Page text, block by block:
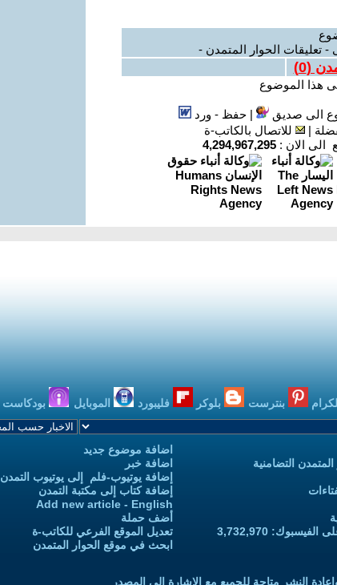
- تعليقات الحوار المتمدن -
(
0
)
هذا الموضوع
الى صديق | حفظ - ورد
|
للاتصال بالكاتب-ة
الى الان :4,294,967,295
بنترست بلوكر فليبورد الموبايل بودكاست
التضامنية
3,732,970
اضافة موضوع جديد
اضافة خبر
إضافة يوتيوب-فلم إلى يوتيوب التمدن
إضافة كتاب إلى مكتبة التمدن
Add new article - English
أضف حملة
تعديل الموقع الفرعي للكاتب-ة
ابحث في موقع الحوار المتمدن
النشر متاحة للجميع مع الإشارة إلى المصدر